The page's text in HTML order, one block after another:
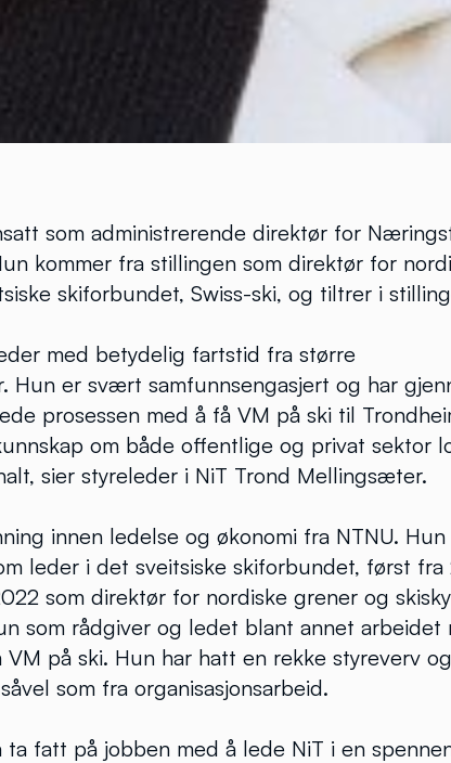
som administrerende direktør for
kommer fra stillingen som direktør for
skiforbundet, Swiss-ski, og tiltrer i
med betydelig fartstid fra større
Hun er svært samfunnsengasjert og har
prosessen med å få VM på ski til
om både offentlige og privat sektor
sier styreleder i NiT Trond Mellingsæter.
innen ledelse og økonomi fra NTNU.
leder i det sveitsiske skiforbundet, først fra
som direktør for nordiske grener og
som rådgiver og ledet blant annet arbeidet
VM på ski. Hun har hatt en rekke styreverv
som fra organisasjonsarbeid.
fatt på jobben med å lede NiT i en